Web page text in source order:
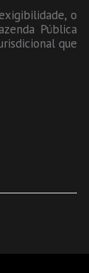
o
Pública
que